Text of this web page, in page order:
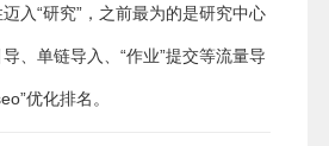
入“研究”，之前最为的是研究中心
、单链导入、“作业”提交等流量导
优化排名。